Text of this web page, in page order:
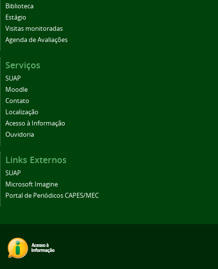
Biblioteca
Estágio
Visitas monitoradas
Agenda de Avaliações
Serviços
SUAP
Moodle
Contato
Localização
Acesso à Informação
Ouvidoria
Links Externos
SUAP
Microsoft Imagine
Portal de Periódicos CAPES/MEC